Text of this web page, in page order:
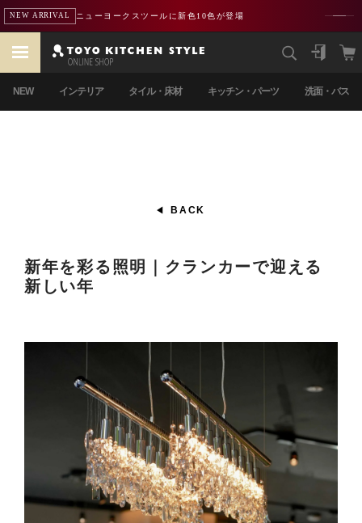
重要 熊本地震による配送遅延のお知らせ
NEW インテリア タイル・床材 キッチン・パーツ 洗面・バス
BACK
新年を彩る照明｜クランカーで迎える
新しい年